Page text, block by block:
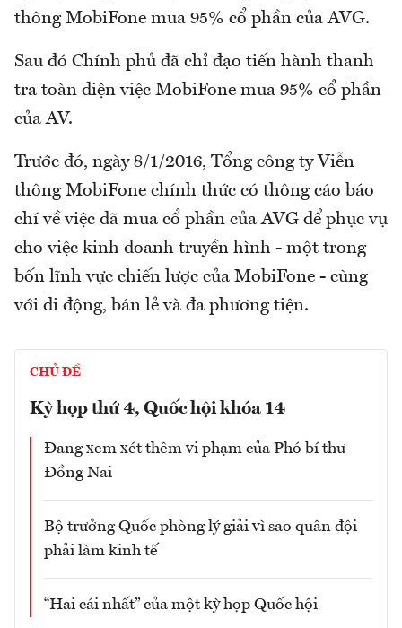
thông MobiFone mua 95% cổ phần của AVG.
Sau đó Chính phủ đã chỉ đạo tiến hành thanh
tra toàn diện việc MobiFone mua 95% cổ phần
của AV.
Trước đó, ngày 8/1/2016, Tổng công ty Viễn
thông MobiFone chính thức có thông cáo báo
chí về việc đã mua cổ phần của AVG để phục vụ
cho việc kinh doanh truyền hình - một trong
bốn lĩnh vực chiến lược của MobiFone - cùng
với di động, bán lẻ và đa phương tiện.
CHỦ ĐỀ
Kỳ họp thứ 4, Quốc hội khóa 14
Đang xem xét thêm vi phạm của Phó bí thư
Đồng Nai
Bộ trưởng Quốc phòng lý giải vì sao quân đội
phải làm kinh tế
“Hai cái nhất” của một kỳ họp Quốc hội